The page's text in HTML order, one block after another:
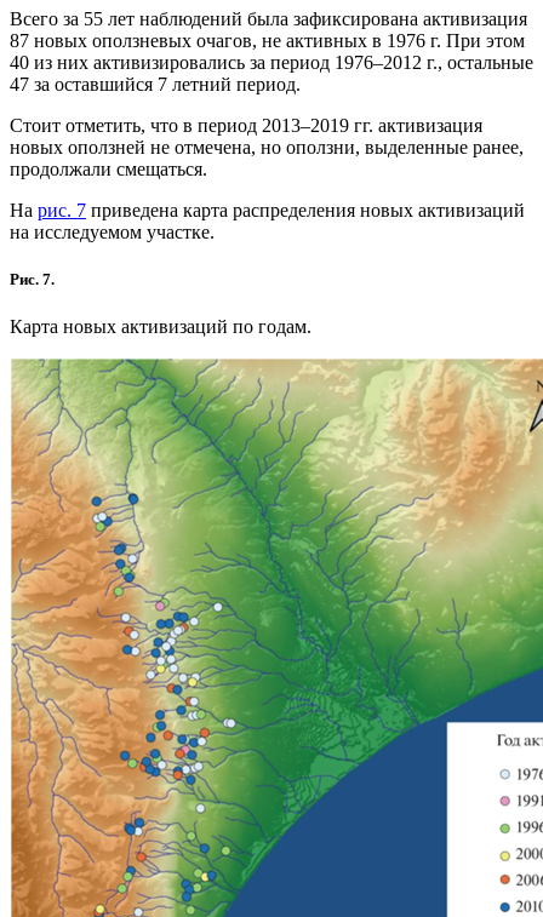
Всего за 55 лет наблюдений была зафиксирована активизация
87 новых оползневых очагов, не активных в 1976 г. При этом
40 из них активизировались за период 1976–2012 г., остальные
47 за оставшийся 7 летний период.
Стоит отметить, что в период 2013–2019 гг. активизация
новых оползней не отмечена, но оползни, выделенные ранее,
продолжали смещаться.
На рис. 7 приведена карта распределения новых активизаций
на исследуемом участке.
Рис. 7.
Карта новых активизаций по годам.